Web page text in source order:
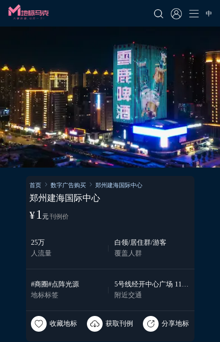
中
首页 数字广告购买 郑州建海国际中心
郑州建海国际中心
¥1 元刊例价
25万
人流量
白领/居住群/游客
覆盖人群
#商圈#点阵光源
地标标签
附近交通
收藏地标 获取刊例 分享地标